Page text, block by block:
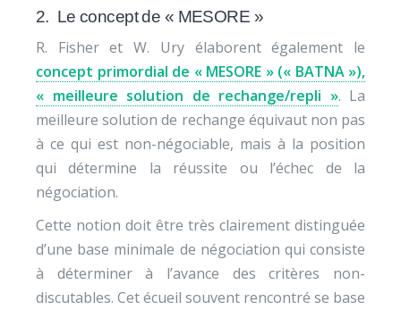
2. Le concept de « MESORE »
R. Fisher et W. Ury élaborent également le
concept primordial de « MESORE » (« BATNA »),
« meilleure solution de rechange/repli ». La
meilleure solution de rechange équivaut non pas
à ce qui est non-négociable, mais à la position
qui détermine la réussite ou l’échec de la
négociation.
Cette notion doit être très clairement distinguée
d’une base minimale de négociation qui consiste
à déterminer à l’avance des critères non-
discutables. Cet écueil souvent rencontré se base